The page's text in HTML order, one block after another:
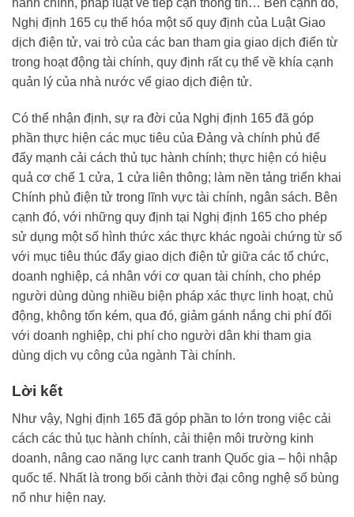
hành chính, pháp luật về tiếp cận thông tin… Bên cạnh đó,
Nghị định 165 cụ thể hóa một số quy định của Luật Giao
dịch điện tử, vai trò của các ban tham gia giao dịch điển từ
trong hoạt động tài chính, quy định rất cụ thể về khía cạnh
quản lý của nhà nước vể giao dịch điện tử.
Có thể nhận định, sự ra đời của Nghị định 165 đã góp
phần thực hiện các mục tiêu của Đảng và chính phủ để
đẩy mạnh cải cách thủ tục hành chính; thực hiện có hiệu
quả cơ chế 1 cửa, 1 cửa liên thông; làm nền tảng triển khai
Chính phủ điện tử trong lĩnh vực tài chính, ngân sách. Bên
cạnh đó, với những quy định tại Nghị định 165 cho phép
sử dụng một số hình thức xác thực khác ngoài chứng từ số
với mục tiêu thúc đẩy giao dịch điện tử giữa các tổ chức,
doanh nghiệp, cá nhân với cơ quan tài chính, cho phép
người dùng dùng nhiều biện pháp xác thực linh hoạt, chủ
động, không tốn kém, qua đó, giảm gánh nắng chi phí đối
với doanh nghiệp, chi phí cho người dân khi tham gia
dùng dịch vụ công của ngành Tài chính.
Lời kết
Như vậy, Nghị định 165 đã góp phần to lớn trong việc cải
cách các thủ tục hành chính, cải thiện môi trường kinh
doanh, nâng cao năng lực canh tranh Quốc gia – hội nhập
quốc tế. Nhất là trong bối cảnh thời đại công nghệ số bùng
nổ như hiện nay.